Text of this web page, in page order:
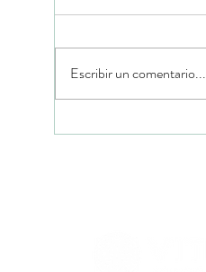
Escribir un comentario...